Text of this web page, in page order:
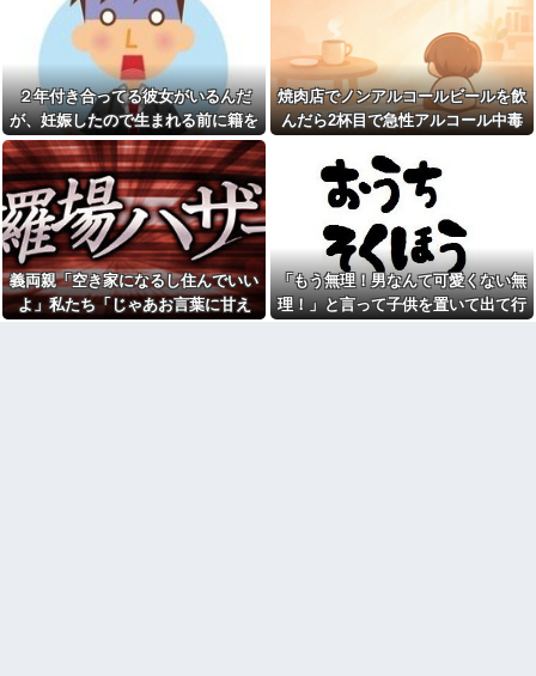
彼女「他の男性に誘われちゃ
った」俺「それ言って何がした
いの？」→何度も試されるたび
気持ちが冷めていって…
【後編】俺の娘の結婚が破談
に。だが彼氏は「2000万の土
地」を購入。こじれた二人は想
像以上の修羅場に
NTTから見に覚えのない請求
書がきた。無視しようと思って
いたら、とんでもない事実が判
明して…
【悲報】Z世代「なんでセルフ
レジなのに自分で商品通さない
といけないんだ」
祭りって謎だよな、誰が神輿
担いでるの？屋台出店してる奴
【正論】今の20代「タモリっ
ておもしろくないじゃん。笑っ
たことないんだけど、なにがす
ごいの？」他
彼女と同棲初めたら家に物が5
倍くらい増えてストレスヤバ
けど全部埋めやがった
【悲報】警察に射殺された包
丁男、直前に母を亡くし精神的
ショックを受けていたと判明
里帰り出産した嫁が実家から
帰ってこないので離婚要求。す
ると義父がブチギレた
旦那の同僚女が旦那の元カ
ノ。なのにしょっちゅうペアで
２年付き合ってる彼女がいるんだ
が、妊娠したので生まれる前に籍を
入れたいと言われた。俺は種がほぼ
無いはずなのに...
焼肉店でノンアルコールビールを飲
んだら2杯目で急性アルコール中毒
き込む騒ぎに…
義両親「空き家になるし住んでいい
よ」私たち「じゃあお言葉に甘え
「もう無理！男なんて可愛くない無
理！」と言って子供を置いて出て行